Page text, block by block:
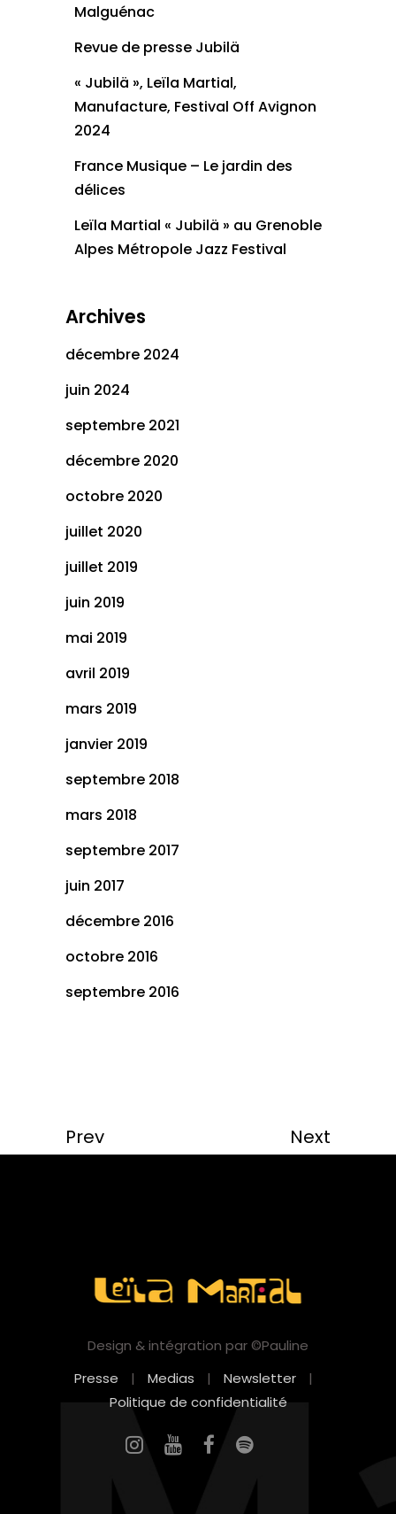
Malguénac
Revue de presse Jubilä
« Jubilä », Leïla Martial,
Manufacture, Festival Off Avignon
2024
France Musique – Le jardin des
délices
Leïla Martial « Jubilä » au Grenoble
Alpes Métropole Jazz Festival
Archives
décembre 2024
juin 2024
septembre 2021
décembre 2020
octobre 2020
juillet 2020
juillet 2019
juin 2019
mai 2019
avril 2019
mars 2019
janvier 2019
septembre 2018
mars 2018
septembre 2017
juin 2017
décembre 2016
octobre 2016
septembre 2016
Prev Next
Design & intégration par ©Pauline
Presse
| Medias | Newsletter
|
Politique de confidentialité